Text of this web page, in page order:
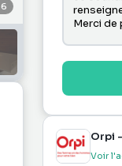
6
Orpi
Voir